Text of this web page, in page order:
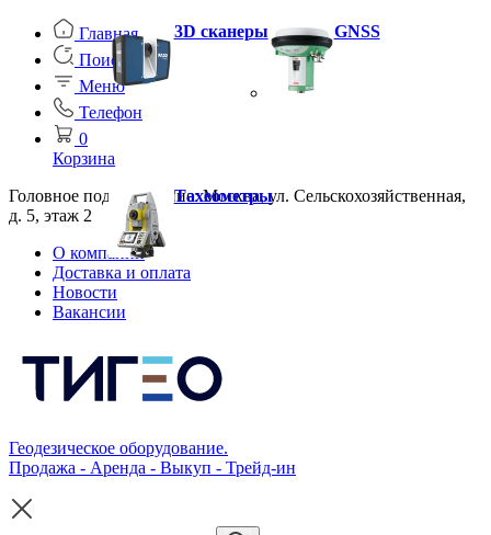
Главная
Поиск
Меню
Телефон
0
Корзина
Головное подразделение: Москва, ул. Сельскохозяйственная,
д. 5, этаж 2
О компании
Доставка и оплата
Новости
Вакансии
Геодезическое оборудование.
Продажа - Аренда - Выкуп - Трейд-ин
3D сканеры GNSS
Тахеометры